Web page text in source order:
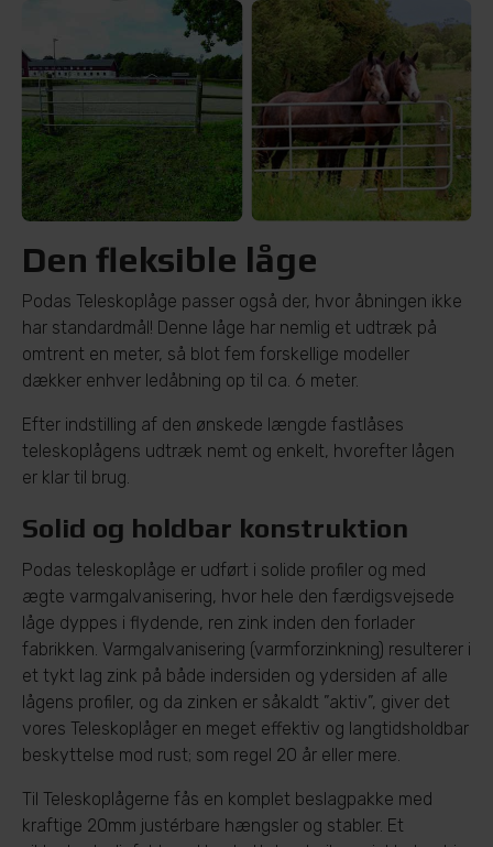
Den fleksible låge
Podas Teleskoplåge passer også der, hvor åbningen ikke
har standardmål! Denne låge har nemlig et udtræk på
omtrent en meter, så blot fem forskellige modeller
dækker enhver ledåbning op til ca. 6 meter.
Efter indstilling af den ønskede længde fastlåses
teleskoplågens udtræk nemt og enkelt, hvorefter lågen
er klar til brug.
Solid og holdbar konstruktion
Podas teleskoplåge er udført i solide profiler og med
ægte varmgalvanisering, hvor hele den færdigsvejsede
låge dyppes i flydende, ren zink inden den forlader
fabrikken. Varmgalvanisering (varmforzinkning) resulterer i
et tykt lag zink på både indersiden og ydersiden af alle
lågens profiler, og da zinken er såkaldt ”aktiv”, giver det
vores Teleskoplåger en meget effektiv og langtidsholdbar
beskyttelse mod rust; som regel 20 år eller mere.
Til Teleskoplågerne fås en komplet beslagpakke med
kraftige 20mm justérbare hængsler og stabler. Et